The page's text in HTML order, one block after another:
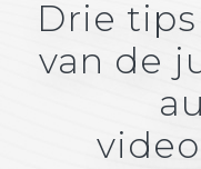
Drie
van de